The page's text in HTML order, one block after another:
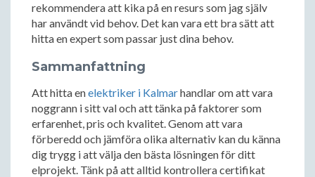
rekommendera att kika på en resurs som jag själv
har användt vid behov. Det kan vara ett bra sätt att
hitta en expert som passar just dina behov.
Sammanfattning
Att hitta enelektriker i Kalmarhandlar om att vara
noggrann i sitt val och att tänka på faktorer som
erfarenhet, pris och kvalitet. Genom att vara
förberedd och jämföra olika alternativ kan du känna
dig trygg i att välja den bästa lösningen för ditt
elprojekt. Tänk på att alltid kontrollera certifikat